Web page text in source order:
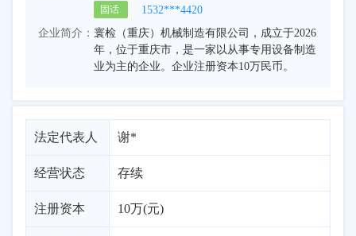
固话
1532***4420
企业简介： 寰检（重庆）机械制造有限公司，成立于2026
年，位于重庆市，是一家以从事专用设备制造
业为主的企业。企业注册资本10万民币。
法定代表人 谢*
经营状态 存续
注册资本 10万(元)